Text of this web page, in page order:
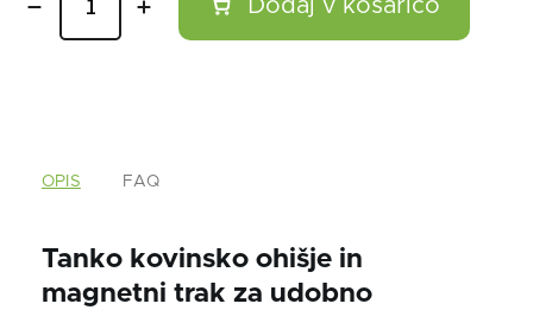
OPIS FAQ
Tanko kovinsko ohišje in
magnetni trak za udobno